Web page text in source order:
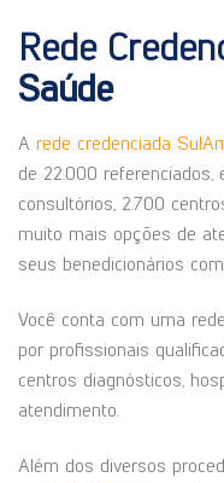
Rede
Saúde
A rede credenciada
de 22.000
consultórios, 2.700
muito mais opções de
seus benedicionários
Você conta com uma
por profissionais
centros diagnósticos,
atendimento.
Além dos diversos